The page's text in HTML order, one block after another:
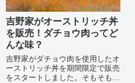
吉野家がオーストリッチ丼
を販売！ダチョウ肉ってど
んな味？
吉野家がダチョウ肉を使用したオ
ーストリッチ丼を期間限定で販売
をスタートしました。そもそもダ